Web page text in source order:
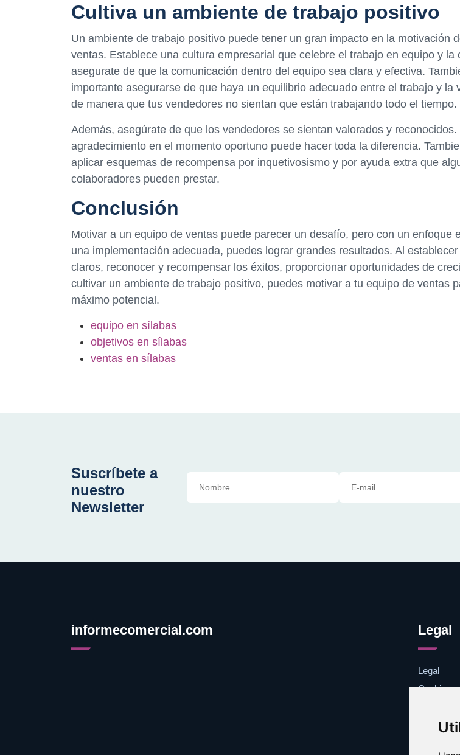
Cultiva un ambiente de trabajo positivo
Un ambiente de trabajo positivo puede tener un gran impacto en la motivación
ventas. Establece una cultura empresarial que celebre el trabajo en equipo y la
asegurate de que la comunicación dentro del equipo sea clara y efectiva.
importante asegurarse de que haya un equilibrio adecuado entre el trabajo y la
de manera que tus vendedores no sientan que están trabajando todo el tiempo.
Además, asegúrate de que los vendedores se sientan valorados y
agradecimiento en el momento oportuno puede hacer toda la diferencia.
aplicar esquemas de recompensa por inquetivosismo y por ayuda extra que
colaboradores pueden prestar.
Conclusión
Motivar a un equipo de ventas puede parecer un desafío, pero con un enfoque
una implementación adecuada, puedes lograr grandes resultados. Al
claros, reconocer y recompensar los éxitos, proporcionar oportunidades de
cultivar un ambiente de trabajo positivo, puedes motivar a tu equipo de ventas
máximo potencial.
equipo en sílabas
objetivos en sílabas
ventas en sílabas
Suscríbete a
nuestro
Newsletter
informecomercial.com Legal
Legal
Cookies